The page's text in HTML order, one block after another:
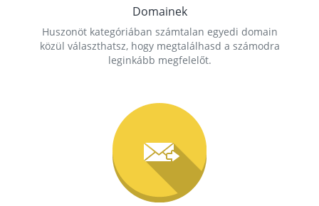
Domainek
Huszonöt kategóriában számtalan egyedi domain
közül választhatsz, hogy megtalálhasd a számodra
leginkább megfelelőt.